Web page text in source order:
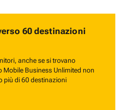
60 destinazioni
anche se si trovano
Mobile Business Unlimited non
più di 60 destinazioni